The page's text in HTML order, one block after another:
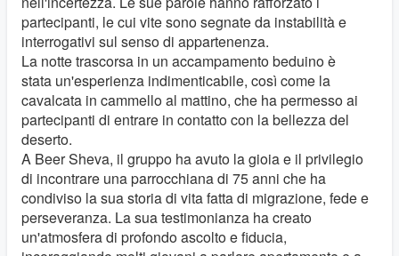
partecipanti, le cui vite sono segnate da instabilità e
interrogativi sul senso di appartenenza.
La notte trascorsa in un accampamento beduino è
stata un'esperienza indimenticabile, così come la
cavalcata in cammello al mattino, che ha permesso ai
partecipanti di entrare in contatto con la bellezza del
deserto.
A Beer Sheva, il gruppo ha avuto la gioia e il privilegio
di incontrare una parrocchiana di 75 anni che ha
condiviso la sua storia di vita fatta di migrazione, fede e
perseveranza. La sua testimonianza ha creato
un'atmosfera di profondo ascolto e fiducia,